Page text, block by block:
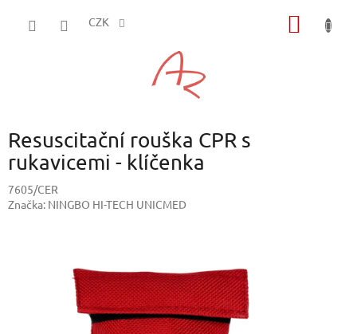
CZK
Resuscitační rouška CPR s
rukavicemi - klíčenka
7605/CER
Značka: NINGBO HI-TECH UNICMED